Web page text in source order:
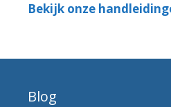
Bekijk onze
Blog